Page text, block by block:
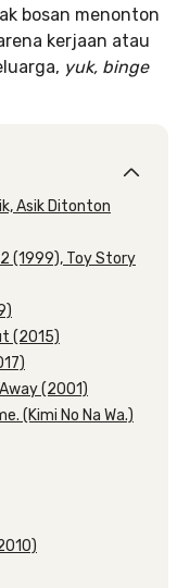
bosan menonton
kerjaan atau
yuk, binge
Asik Ditonton
(1999), Toy Story
(2015)
(2001)
(Kimi No Na Wa.)